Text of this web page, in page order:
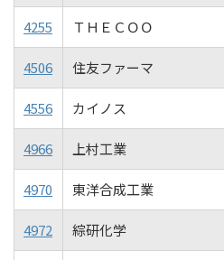
4255 ＴＨＥＣＯＯ
4506 住友ファーマ
4556 カイノス
4966 上村工業
4970 東洋合成工業
4972 綜研化学